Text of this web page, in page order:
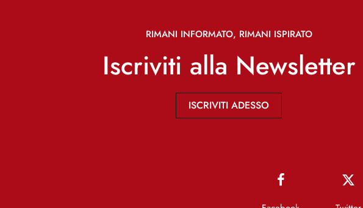
RIMANI INFORMATO, RIMANI ISPIRATO
Iscriviti alla Newsletter
ISCRIVITI ADESSO